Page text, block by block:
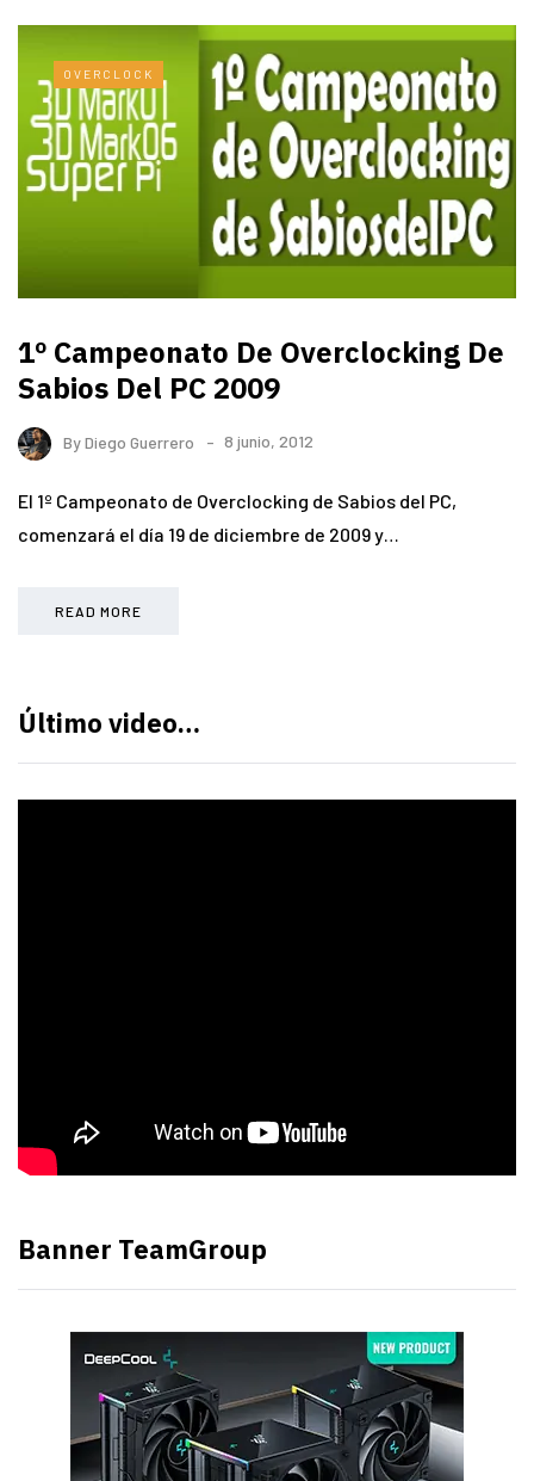
OVERCLOCK
1º Campeonato De Overclocking De
Sabios Del PC 2009
ByDiego Guerrero 8 junio, 2012
El 1º Campeonato de Overclocking de Sabios del PC,
comenzará el día 19 de diciembre de 2009 y…
READ MORE
Último video…
Banner TeamGroup